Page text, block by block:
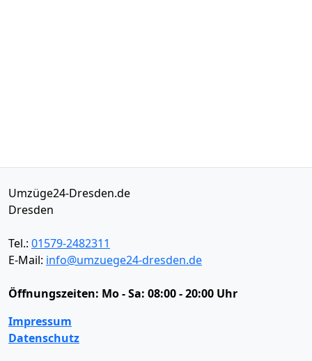
Umzüge24-Dresden.de
Dresden
Tel.: 01579-2482311
E-Mail: info@umzuege24-dresden.de
Öffnungszeiten: Mo - Sa: 08:00 - 20:00 Uhr
Impressum
Datenschutz